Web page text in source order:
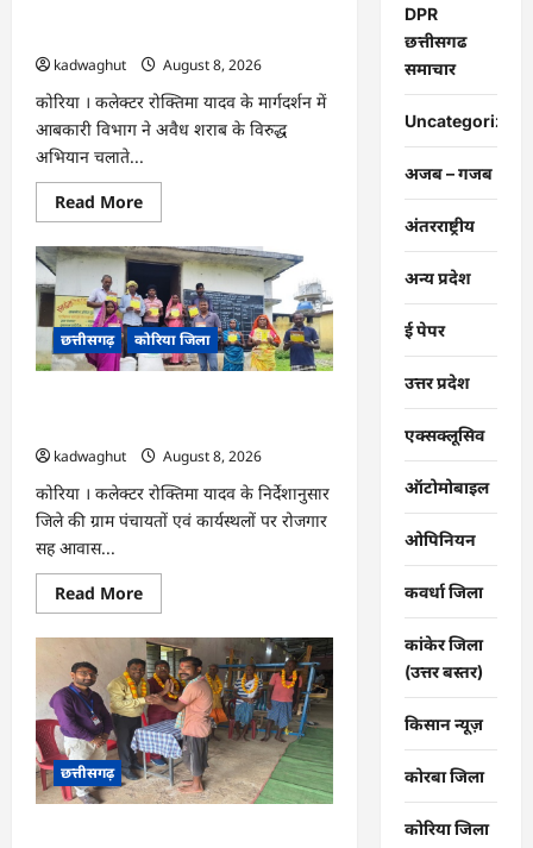
समीक्षा
…
kadwaghut
August 8, 2026
कोरिया । कलेक्टर रोक्तिमा यादव के मार्गदर्शन में
आबकारी विभाग ने अवैध शराब के विरुद्ध
अभियान चलाते...
Read MoreRead
more
CG
:
अवैध
शराब
पर
आबकारी
का
शिकंजा,
की
अंग्रेजी
शराब
जब्त
…
छत्तीसगढ़ कोरिया जिला
kadwaghut
August 8, 2026
कोरिया । कलेक्टर रोक्तिमा यादव के निर्देशानुसार
जिले की ग्राम पंचायतों एवं कार्यस्थलों पर रोजगार
सह आवास...
Read MoreRead
more
CG
:
ग्राम
पंचायतों
में
रोजगार
सह
आवास
दिवस
आयोजित
…
छत्तीसगढ़
DPR
छत्तीसगढ
समाचार
Uncategorized
अजब – गजब
अंतरराष्ट्रीय
अन्य प्रदेश
ई पेपर
उत्तर प्रदेश
एक्सक्लूसिव
ऑटोमोबाइल
ओपिनियन
कवर्धा जिला
कांकेर जिला
(उत्तर बस्तर)
किसान न्यूज़
कोरबा जिला
कोरिया जिला